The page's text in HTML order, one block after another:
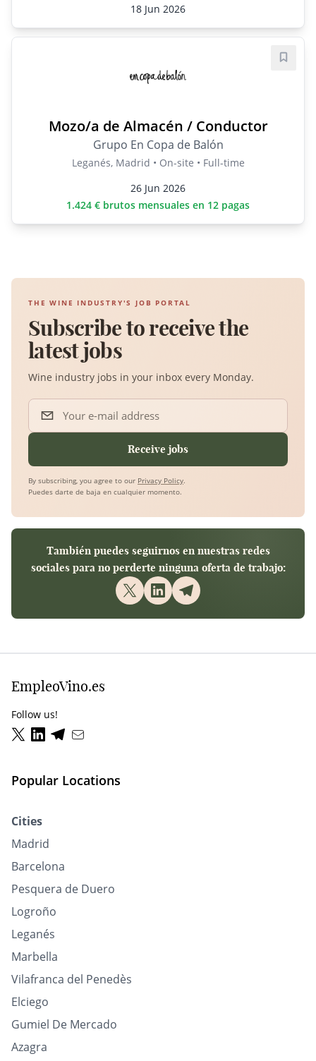
18 Jun 2026
Mozo/a de Almacén / Conductor
Grupo En Copa de Balón
Leganés, Madrid • On-site • Full-time
26 Jun 2026
1.424 € brutos mensuales en 12 pagas
Save
THE WINE INDUSTRY'S JOB PORTAL
Subscribe to receive the
latest jobs
Wine industry jobs in your inbox every Monday.
Your e-mail address
Receive jobs
By subscribing, you agree to our Privacy Policy.
Puedes darte de baja en cualquier momento.
También puedes seguirnos en nuestras redes
sociales para no perderte ninguna oferta de trabajo:
EmpleoVino.es
Follow us!
Popular Locations
Cities
Madrid
Barcelona
Pesquera de Duero
Logroño
Leganés
Marbella
Vilafranca del Penedès
Elciego
Gumiel De Mercado
Azagra